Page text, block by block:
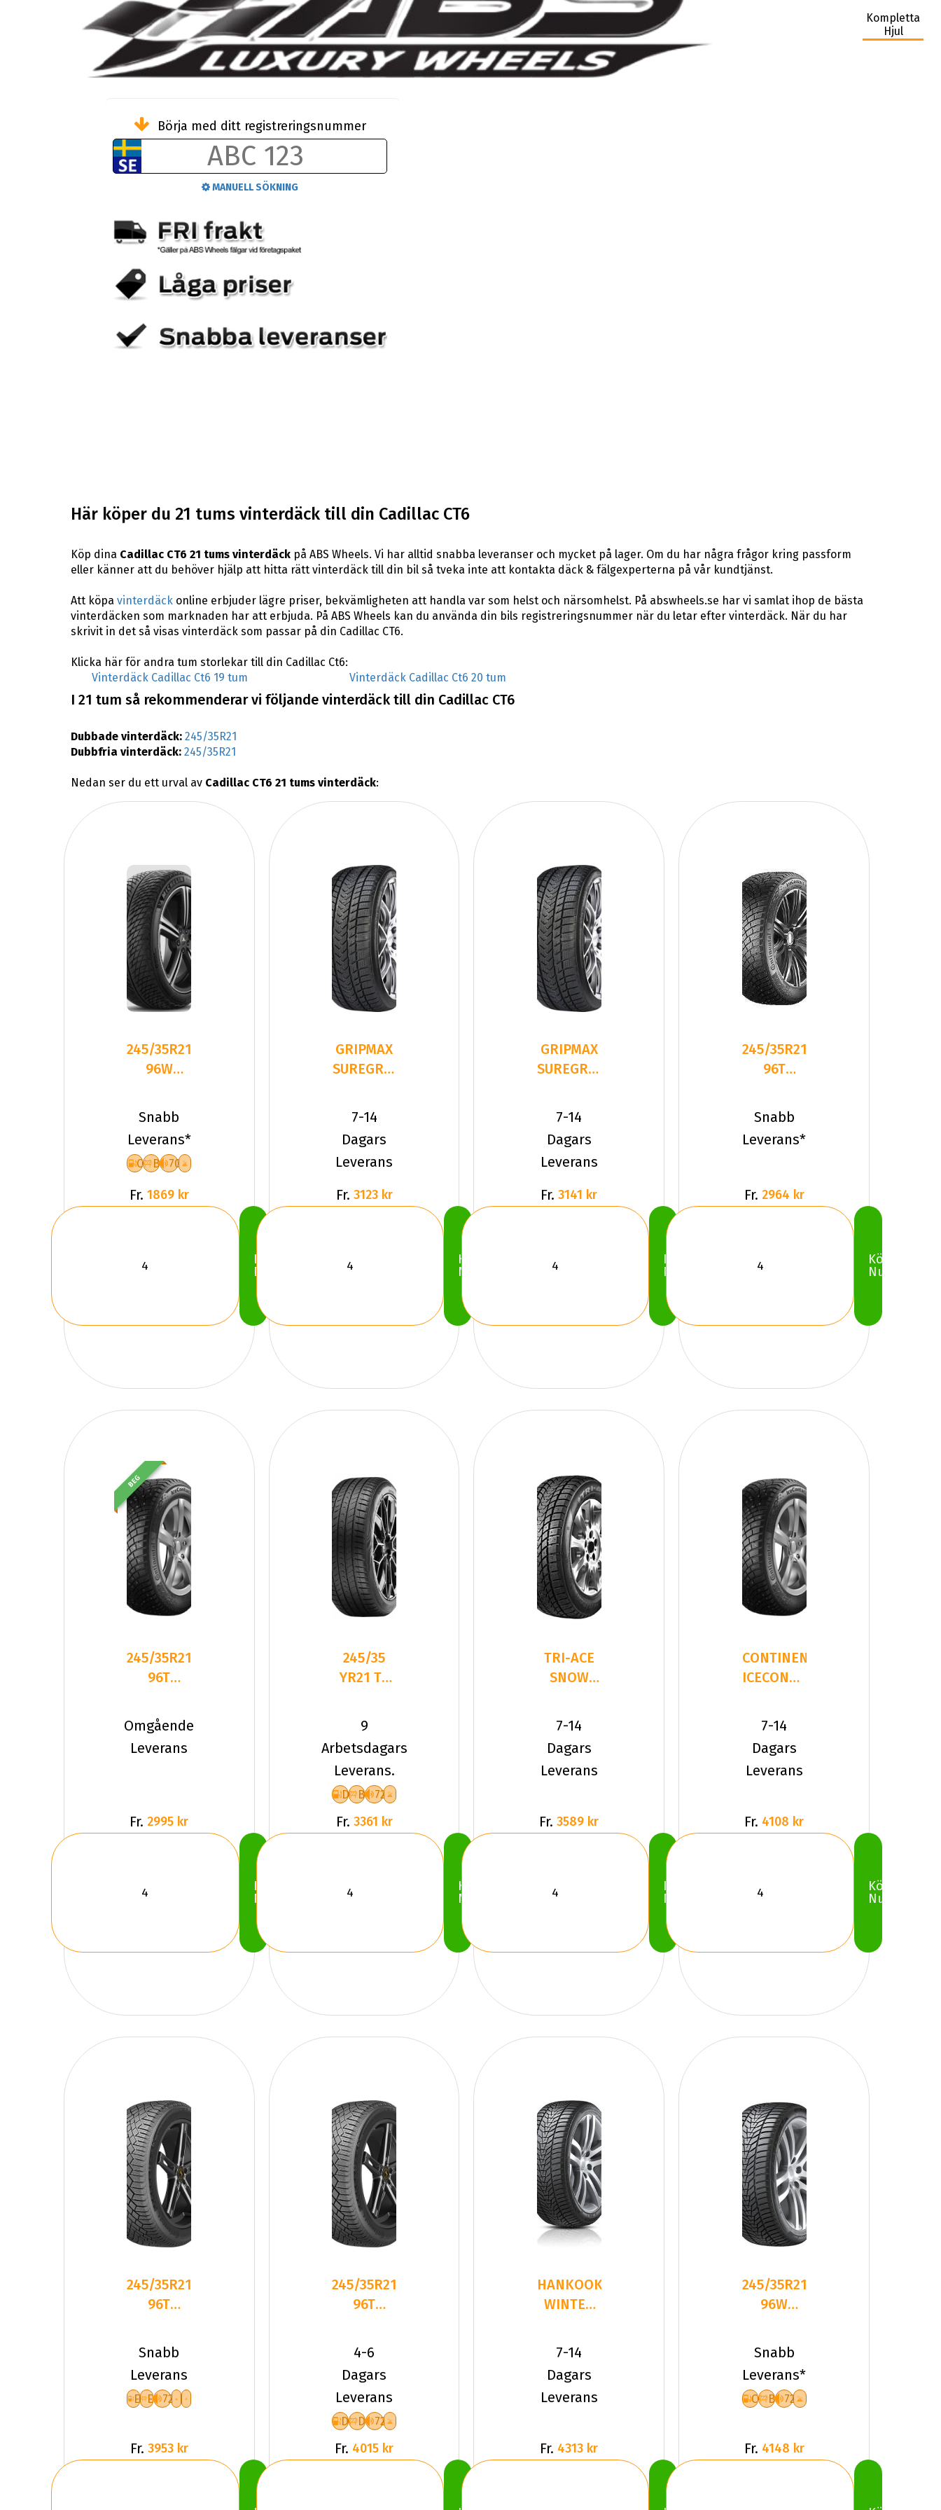
Kompletta
Hjul
Börja med ditt registreringsnummer
MANUELL SÖKNING
Här köper du 21 tums vinterdäck till din Cadillac CT6
Köp dina Cadillac CT6 21 tums vinterdäckpå ABS Wheels. Vi har alltid snabba leveranser och mycket på lager. Om du har några frågor kring passform
eller känner att du behöver hjälp att hitta rätt vinterdäck till din bil så tveka inte att kontakta däck & fälgexperterna på vår kundtjänst.
Att köpa vinterdäckonline erbjuder lägre priser, bekvämligheten att handla var som helst och närsomhelst. På abswheels.se har vi samlat ihop de bästa
vinterdäcken som marknaden har att erbjuda. På ABS Wheels kan du använda din bils registreringsnummer när du letar efter vinterdäck. När du har
skrivit in det så visas vinterdäck som passar på din Cadillac CT6.
Klicka här för andra tum storlekar till din Cadillac Ct6:
Vinterdäck Cadillac Ct6 19 tum
Vinterdäck Cadillac Ct6 20 tum
I 21 tum så rekommenderar vi följande vinterdäck till din Cadillac CT6
Dubbade vinterdäck: 245/35R21
Dubbfria vinterdäck: 245/35R21
Nedan ser du ett urval av Cadillac CT6 21 tums vinterdäck:
245/35R21
96W
PILOT
ALPIN 5
XL
Snabb
Leverans*
C B 70
Fr. 1869 kr
Köp
Nu
GRIPMAX
SUREGRIP
WINTER
245/35R21
9
7-14
Dagars
Leverans
Fr. 3123 kr
Köp
Nu
GRIPMAX
SUREGRIP
WINTER
245/35R21
9
7-14
Dagars
Leverans
Fr. 3141 kr
Köp
Nu
245/35R21
96T
IceContact
3
Snabb
Leverans*
Fr. 2964 kr
Köp
Nu
BEG
245/35R21
96T
IceContact
3
Omgående
Leverans
Fr. 2995 kr
Köp
Nu
245/35
YR21 TL
QUATRAC
PRO+ XL
9
Arbetsdagars
Leverans.
D B 72
Fr. 3361 kr
Köp
Nu
TRI-ACE
SNOW
245/35R21
96 H XL
7-14
Dagars
Leverans
Fr. 3589 kr
Köp
Nu
CONTINENTAL
ICECONTACT3
96 T XL
7-14
Dagars
Leverans
Fr. 4108 kr
Köp
Nu
245/35R21
96T
VikingCont7
X
Snabb
Leverans
E E 72
Fr. 3953 kr
245/35R21
96T
VikingContact
4-6
Dagars
Leverans
D D 72
Fr. 4015 kr
HANKOOK
WINTER
EVO3
W330
245/35R
7-14
Dagars
Leverans
Fr. 4313 kr
245/35R21
96W
WiNter
I*cept
Evo
Snabb
Leverans*
C B 72
Fr. 4148 kr